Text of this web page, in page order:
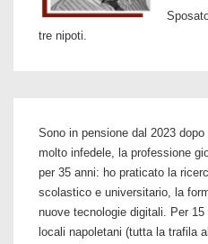
tre nipoti.
Sono in pensione dal 2023
molto infedele, la professione
per 35 anni: ho praticato la
scolastico e universitario, la
nuove tecnologie digitali. Per
locali napoletani (tutta la trafila